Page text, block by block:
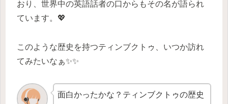
おり、世界中の英語話者の口からもその名が語られ
ています。💖
このような歴史を持つティンブクトゥ、いつか訪れ
てみたいなぁ✨✨
面白かったかな？ティンブクトゥの歴史